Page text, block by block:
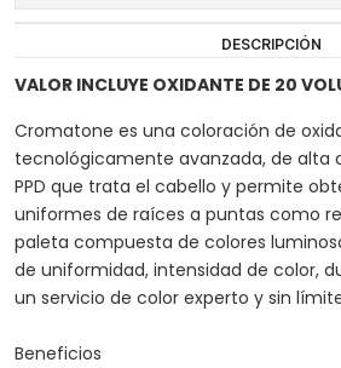
DESCRIPCIÓN
VALOR INCLUYE OXIDANTE DE 20
Cromatone es una coloración de
tecnológicamente avanzada, de alta
PPD que trata el cabello y permite
uniformes de raíces a puntas como
paleta compuesta de colores
de uniformidad, intensidad de color,
un servicio de color experto y sin
Beneficios